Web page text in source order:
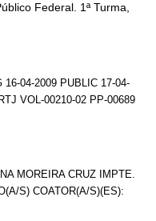
Federal. 1ª Turma,
16-04-2009 PUBLIC 17-04-
VOL-00210-02 PP-00689
MOREIRA CRUZ IMPTE.
S) COATOR(A/S)(ES):